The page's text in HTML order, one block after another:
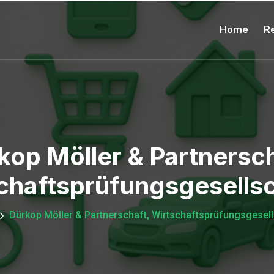
Home
Möller &
Dürkop Möller & Partnerschaft,